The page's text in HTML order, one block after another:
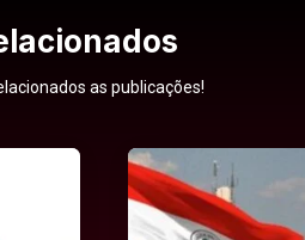
as publicações!